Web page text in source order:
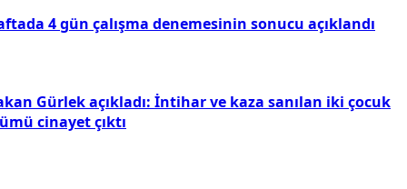
4 gün çalışma denemesinin sonucu açıklandı
Gürlek açıkladı: İntihar ve kaza sanılan iki çocuk
cinayet çıktı